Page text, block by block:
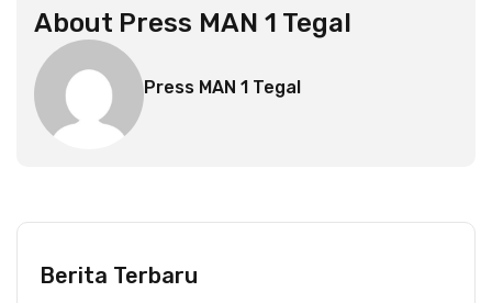
About Press MAN 1 Tegal
Press MAN 1 Tegal
Berita Terbaru